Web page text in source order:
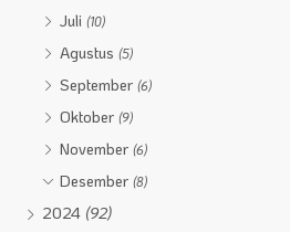
Juli(10)
Agustus(5)
September(6)
Oktober(9)
November(6)
Desember(8)
2024 (92)